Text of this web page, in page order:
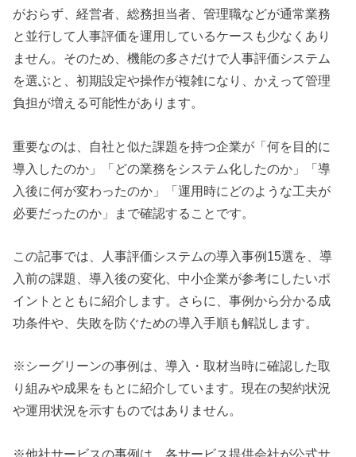
がおらず、経営者、総務担当者、管理職などが通常業務
と並行して人事評価を運用しているケースも少なくあり
ません。そのため、機能の多さだけで人事評価システム
を選ぶと、初期設定や操作が複雑になり、かえって管理
負担が増える可能性があります。
重要なのは、自社と似た課題を持つ企業が「何を目的に
導入したのか」「どの業務をシステム化したのか」「導
入後に何が変わったのか」「運用時にどのような工夫が
必要だったのか」まで確認することです。
この記事では、人事評価システムの導入事例15選を、導
入前の課題、導入後の変化、中小企業が参考にしたいポ
イントとともに紹介します。さらに、事例から分かる成
功条件や、失敗を防ぐための導入手順も解説します。
※シーグリーンの事例は、導入・取材当時に確認した取
り組みや成果をもとに紹介しています。現在の契約状況
や運用状況を示すものではありません。
※他社サービスの事例は、各サービス提供会社が公式サ